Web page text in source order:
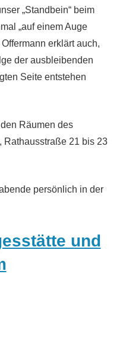
„Standbein“ beim
„auf einem Auge
erklärt auch,
der ausbleibenden
Seite entstehen
Räumen des
Rathausstraße 21 bis 23
persönlich in der
und